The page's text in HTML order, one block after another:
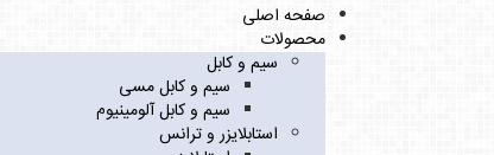
صفحه اصلی
محصولات
سیم و کابل
سیم و کابل مسی
سیم و کابل آلومینیوم
استابلایزر و ترانس